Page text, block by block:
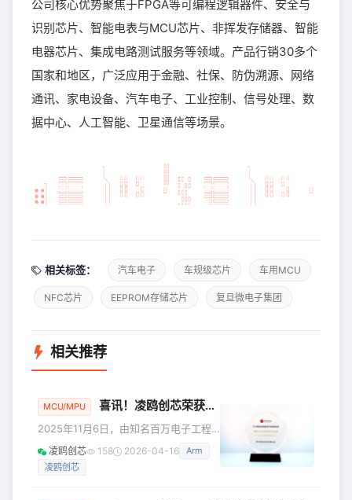
公司核心优势聚焦于FPGA等可编程逻辑器件、安全与
识别芯片、智能电表与MCU芯片、非挥发存储器、智能
电器芯片、集成电路测试服务等领域。产品行销30多个
国家和地区，广泛应用于金融、社保、防伪溯源、网络
通讯、家电设备、汽车电子、工业控制、信号处理、数
据中心、人工智能、卫星通信等场景。
相关标签： 汽车电子 车规级芯片 车用MCU
NFC芯片 EEPROM存储芯片 复旦微电子集团
相关推荐
MCU/MPU 喜讯！凌鸥创芯荣获2025年度“电机控制技术市场优秀表现企业奖”
2025年11月6日，由知名百万电子工程
师平台电子发烧友网主办的电机控制先
进技术研讨会暨电机控制技术市场表现
凌鸥创芯 158 2026-04-16
Arm
凌鸥创芯